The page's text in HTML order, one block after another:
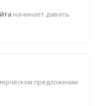
начинает давать
предложении